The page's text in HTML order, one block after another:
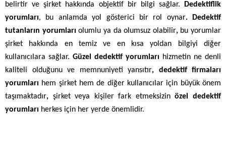
belirtir ve şirket hakkında objektif bir bilgi sağlar.
Dedektiflik
yorumları, bu anlamda yol gösterici bir rol oynar. Dedektif
tutanların yorumlarıolumlu ya da olumsuz olabilir, bu yorumlar
şirket hakkında en temiz ve en kısa yoldan bilgiyi diğer
kullanıcılara sağlar. Güzel dedektif yorumları hizmetin ne denli
kaliteli olduğunu ve memnuniyeti yansıtır,
dedektif firmaları
yorumları hem şirket hem de diğer kullanıcılar için büyük önem
taşımaktadır, şirket veya kişiler fark etmeksizinözel dedektif
yorumları herkes için her yerde önemlidir.